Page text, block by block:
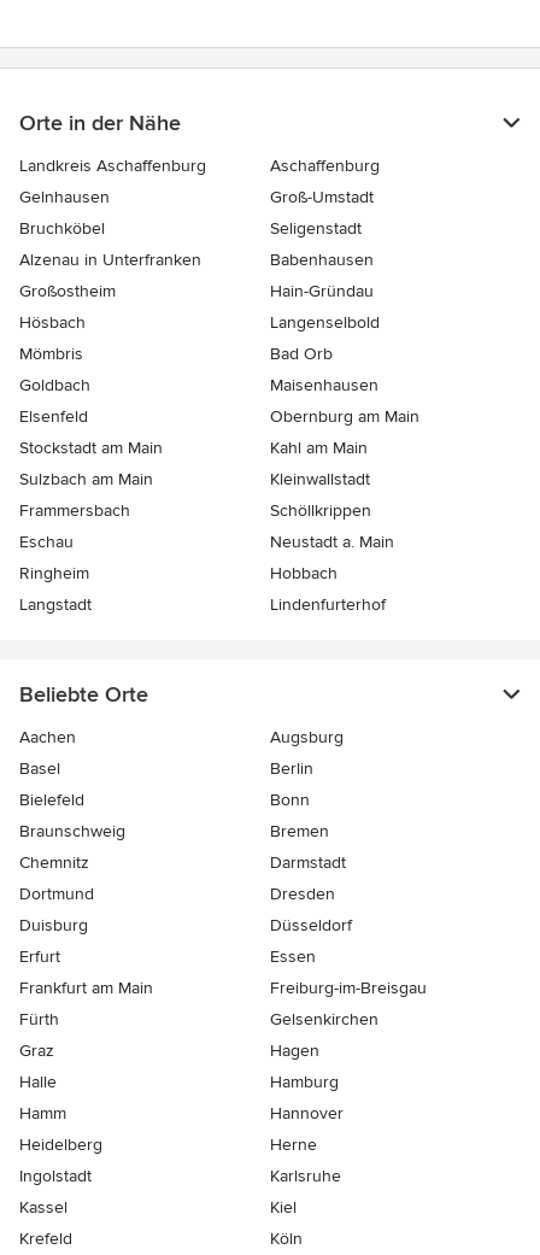
Orte in der Nähe
Landkreis Aschaffenburg
Aschaffenburg
Gelnhausen
Groß-Umstadt
Bruchköbel
Seligenstadt
Alzenau in Unterfranken
Babenhausen
Großostheim
Hain-Gründau
Hösbach
Langenselbold
Mömbris
Bad Orb
Goldbach
Maisenhausen
Elsenfeld
Obernburg am Main
Stockstadt am Main
Kahl am Main
Sulzbach am Main
Kleinwallstadt
Frammersbach
Schöllkrippen
Eschau
Neustadt a. Main
Ringheim
Hobbach
Langstadt
Lindenfurterhof
Beliebte Orte
Aachen
Augsburg
Basel
Berlin
Bielefeld
Bonn
Braunschweig
Bremen
Chemnitz
Darmstadt
Dortmund
Dresden
Duisburg
Düsseldorf
Erfurt
Essen
Frankfurt am Main
Freiburg-im-Breisgau
Fürth
Gelsenkirchen
Graz
Hagen
Halle
Hamburg
Hamm
Hannover
Heidelberg
Herne
Ingolstadt
Karlsruhe
Kassel
Kiel
Krefeld
Köln